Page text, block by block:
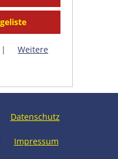
|
Weitere
Datenschutz
Impressum